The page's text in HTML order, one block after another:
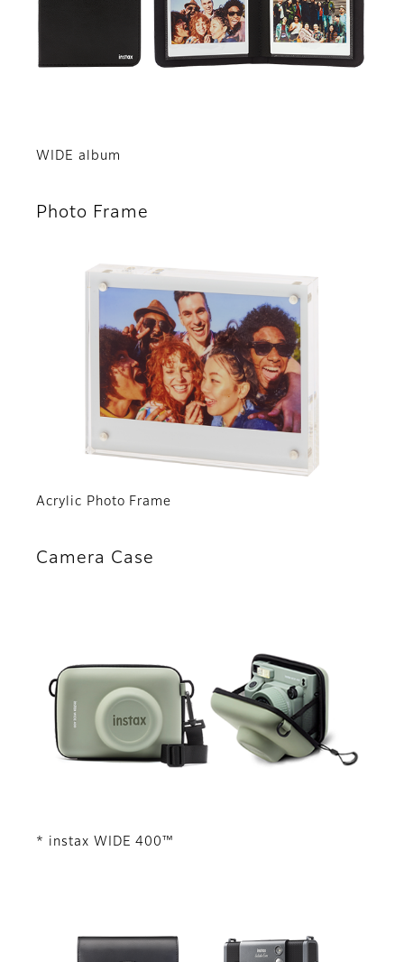
WIDE album
Photo Frame
Acrylic Photo Frame
Camera Case
* instax WIDE 400™